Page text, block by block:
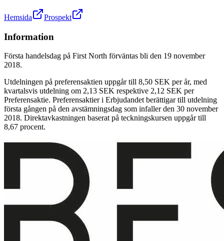
Hemsida Prospekt
Information
Första handelsdag på First North förväntas bli den 19 november
2018.
Utdelningen på preferensaktien uppgår till 8,50 SEK per år, med
kvartalsvis utdelning om 2,13 SEK respektive 2,12 SEK per
Preferensaktie. Preferensaktier i Erbjudandet berättigar till utdelning
första gången på den avstämningsdag som infaller den 30 november
2018. Direktavkastningen baserat på teckningskursen uppgår till
8,67 procent.